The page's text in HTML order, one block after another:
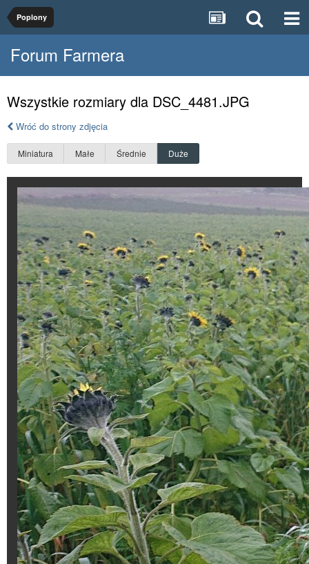
Poplony
Forum Farmera
Wszystkie rozmiary dla DSC_4481.JPG
Wróć do strony zdjęcia
Miniatura Małe Średnie Duże